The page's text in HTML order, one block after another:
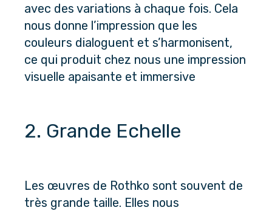
avec des variations à chaque fois. Cela
nous donne l’impression que les
couleurs dialoguent et s’harmonisent,
ce qui produit chez nous une impression
visuelle apaisante et immersive
2. Grande Echelle
Les œuvres de Rothko sont souvent de
très grande taille. Elles nous